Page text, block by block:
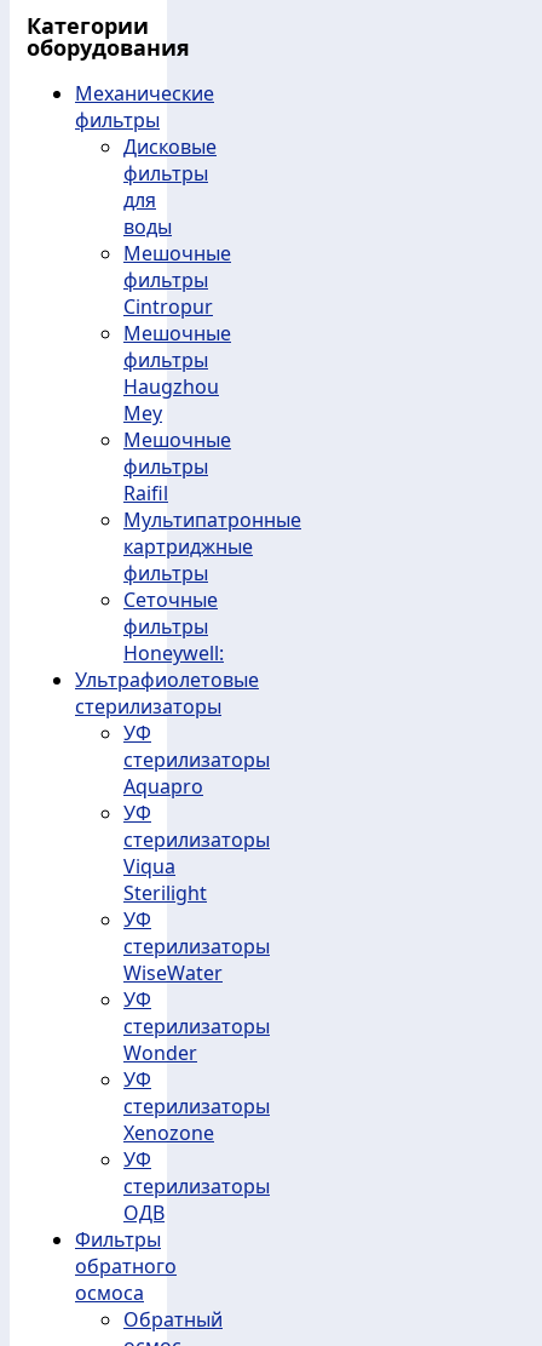
Категории
оборудования
Механические
фильтры
Дисковые
фильтры
для
воды
Мешочные
фильтры
Cintropur
Мешочные
фильтры
Haugzhou
Mey
Мешочные
фильтры
Raifil
Мультипатронные
картриджные
фильтры
Сеточные
фильтры
Honeywell:
Ультрафиолетовые
стерилизаторы
УФ
стерилизаторы
Aquapro
УФ
стерилизаторы
Viqua
Sterilight
УФ
стерилизаторы
WiseWater
УФ
стерилизаторы
Wonder
УФ
стерилизаторы
Xenozone
УФ
стерилизаторы
ОДВ
Фильтры
обратного
осмоса
Обратный